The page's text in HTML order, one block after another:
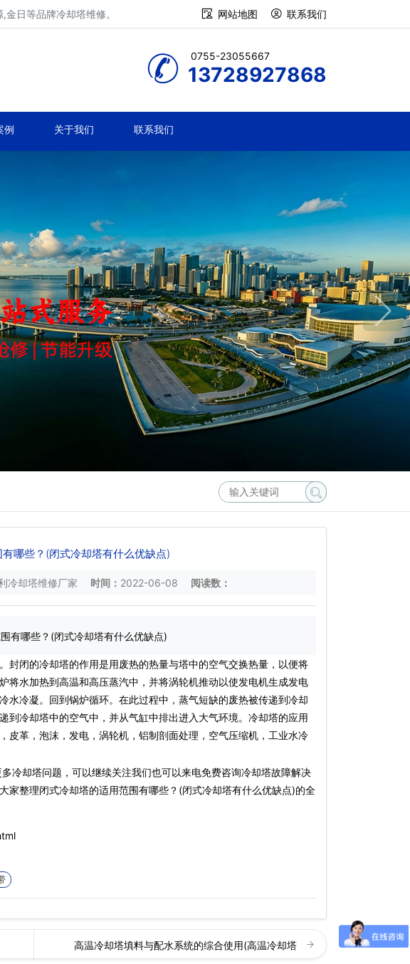
日等品牌冷却塔维修。 网站地图 联系我们
0755-23055667
13728927868
例 关于我们 联系我们
哪些？(闭式冷却塔有什么优缺点)
冷却塔维修厂家 时间： 2022-06-08 阅读数：
封闭的冷却塔的作用是用废热的热量与塔中的空气交换热量，以便将
将水加热到高温和高压蒸汽中，并将涡轮机推动以使发电机生成发电
水冷凝。回到锅炉循环。在此过程中，蒸气短缺的废热被传递到冷却
到冷却塔中的空气中，并从气缸中排出进入大气环境。冷却塔的应用
皮革，泡沫，发电，涡轮机，铝制剖面处理，空气压缩机，工业水冷
冷却塔问题，可以继续关注我们也可以来电免费咨询冷却塔故障解决
家整理闭式冷却塔的适用范围有哪些？(闭式冷却塔有什么优缺点)的全
高温冷却塔填料与配水系统的综合使用(高温冷却塔